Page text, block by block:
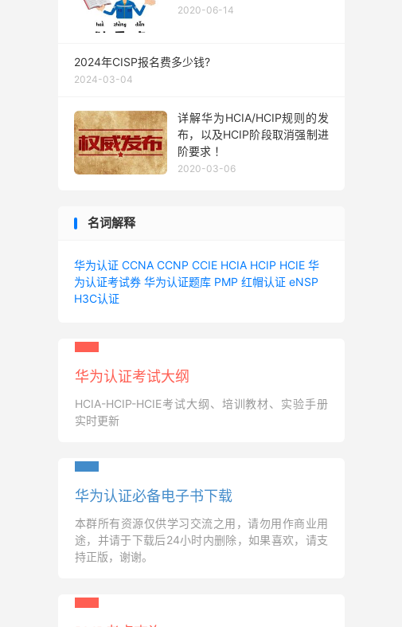
2020-06-14
2024年CISP报名费多少钱?
2024-03-04
详解华为HCIA/HCIP规则的发
布，以及HCIP阶段取消强制进
阶要求 ！
2020-03-06
名词解释
华为认证 CCNA CCNP CCIE HCIA HCIP HCIE 华
为认证考试券 华为认证题库 PMP 红帽认证 eNSP
H3C认证
华为认证考试大纲
HCIA-HCIP-HCIE考试大纲、培训教材、实验手册
实时更新
华为认证必备电子书下载
本群所有资源仅供学习交流之用，请勿用作商业用
途，并请于下载后24小时内删除，如果喜欢，请支
持正版，谢谢。